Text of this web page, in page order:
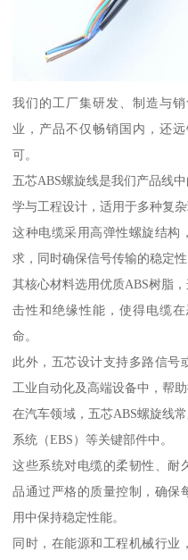
我们的工厂集研发、制造与
业，产品不仅畅销国内，还
可。
五芯ABS螺旋线是我们产品线
学与工程设计，适用于多种复杂
这种电缆采用高弹性螺旋结构
求，同时确保信号传输的稳定性
其核心材料选用优质ABS树脂
击性和绝缘性能，使得电缆
命。
此外，五芯设计支持多路信号
工业自动化及高端设备中，帮
在汽车领域，五芯ABS螺旋线
系统（EBS）等关键部件中。
这些系统对电缆的柔韧性、耐
品通过严格的质量控制，确保
用中保持稳定性能。
同时，在能源和工程机械行业